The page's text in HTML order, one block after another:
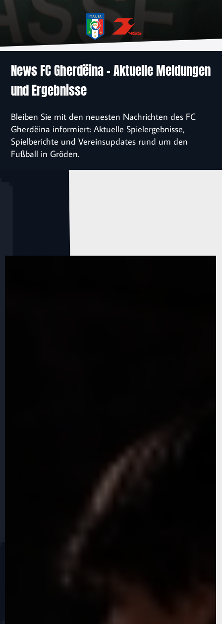
News
Verein
Sponsoren
Einschreibung
News FC Gherdëina – Aktuelle Meldungen
und Ergebnisse
Bleiben Sie mit den neuesten Nachrichten des FC
Gherdëina informiert: Aktuelle Spielergebnisse,
Spielberichte und Vereinsupdates rund um den
Fußball in Gröden.